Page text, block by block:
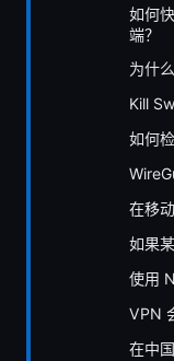
如何
端？
为什
Kill
如何
在移
如果
使用
VPN
在中